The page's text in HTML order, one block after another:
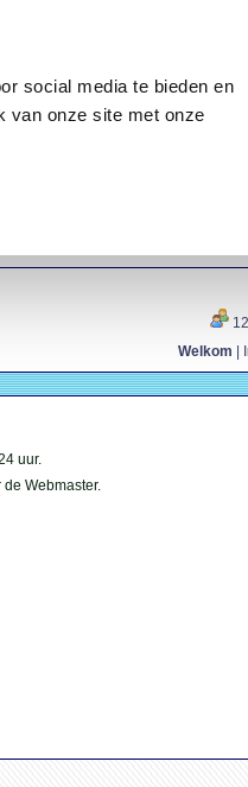
social media te bieden en
van onze site met onze
Welkom
uur.
Webmaster.